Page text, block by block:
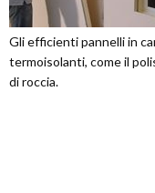
Gli efficienti pannelli in
termoisolanti, come il
di roccia.